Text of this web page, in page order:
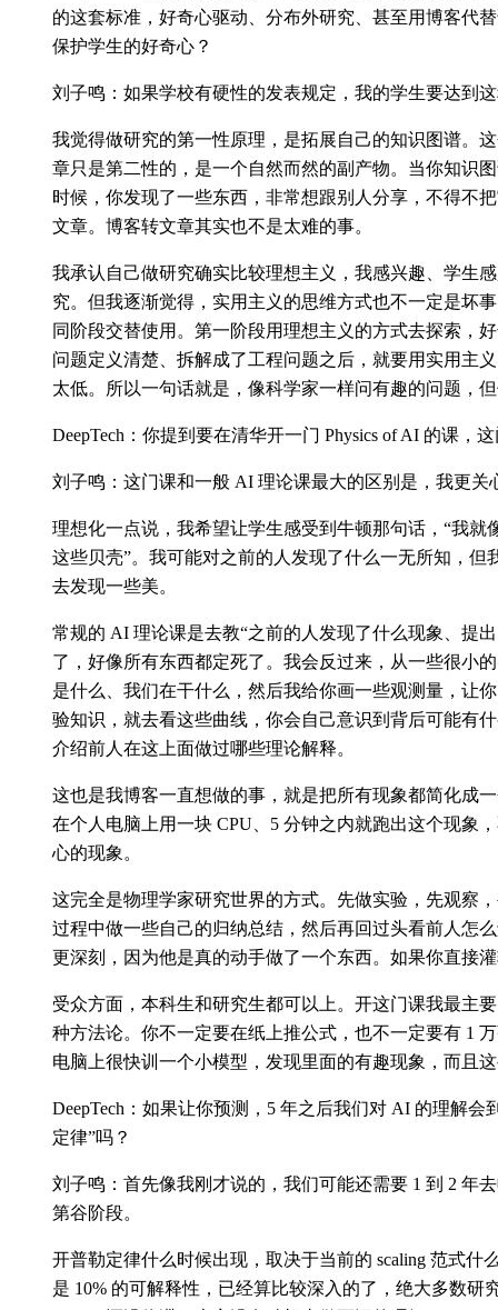
的这套标准，好奇心驱动、分布外研究、甚至用博客代
保护学生的好奇心？
刘子鸣：如果学校有硬性的发表规定，我的学生要达到
我觉得做研究的第一性原理，是拓展自己的知识图谱。
章只是第二性的，是一个自然而然的副产物。当你知识
时候，你发现了一些东西，非常想跟别人分享，不得不
文章。博客转文章其实也不是太难的事。
我承认自己做研究确实比较理想主义，我感兴趣、学生
究。但我逐渐觉得，实用主义的思维方式也不一定是坏
同阶段交替使用。第一阶段用理想主义的方式去探索，
问题定义清楚、拆解成了工程问题之后，就要用实用主
太低。所以一句话就是，像科学家一样问有趣的问题，
DeepTech：你提到要在清华开一门 Physics of AI 的课，
刘子鸣：这门课和一般 AI 理论课最大的区别是，我更关
理想化一点说，我希望让学生感受到牛顿那句话，“我就
这些贝壳”。我可能对之前的人发现了什么一无所知，但
去发现一些美。
常规的 AI 理论课是去教“之前的人发现了什么现象、提
了，好像所有东西都定死了。我会反过来，从一些很小
是什么、我们在干什么，然后我给你画一些观测量，让
验知识，就去看这些曲线，你会自己意识到背后可能有
介绍前人在这上面做过哪些理论解释。
这也是我博客一直想做的事，就是把所有现象都简化成
在个人电脑上用一块 CPU、5 分钟之内就跑出这个现象
心的现象。
这完全是物理学家研究世界的方式。先做实验，先观察
过程中做一些自己的归纳总结，然后再回过头看前人怎
更深刻，因为他是真的动手做了一个东西。如果你直接
受众方面，本科生和研究生都可以上。开这门课我最主
种方法论。你不一定要在纸上推公式，也不一定要有 1
电脑上很快训一个小模型，发现里面的有趣现象，而且
DeepTech：如果让你预测，5 年之后我们对 AI 的理解
定律”吗？
刘子鸣：首先像我刚才说的，我们可能还需要 1 到 2 年
第谷阶段。
开普勒定律什么时候出现，取决于当前的 scaling 范式什
是 10% 的可解释性，已经算比较深入的了，绝大多数研